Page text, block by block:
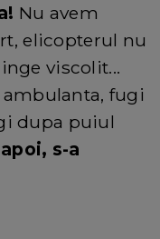
Nu avem
elicopterul nu
viscolit...
fugi
dupa puiul
s-a